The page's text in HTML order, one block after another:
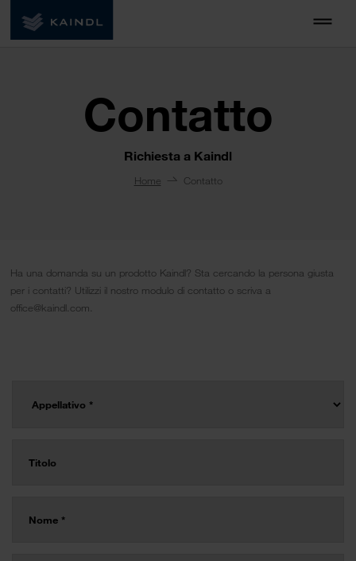
Contatto
Richiesta a Kaindl
Home Contatto
Ha una domanda su un prodotto Kaindl? Sta cercando la persona giusta
per i contatti? Utilizzi il nostro modulo di contatto o scriva a
office@kaindl.com.